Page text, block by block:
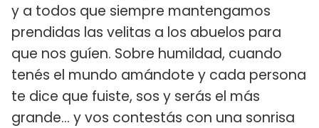
y a todos que siempre mantengamos
prendidas las velitas a los abuelos para
que nos guíen. Sobre humildad, cuando
tenés el mundo amándote y cada persona
te dice que fuiste, sos y serás el más
grande... y vos contestás con una sonrisa